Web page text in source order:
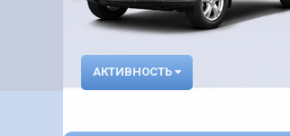
АКТИВНОСТЬ